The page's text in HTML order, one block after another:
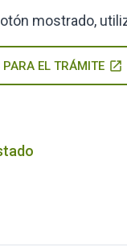
mostrado,
EL TRÁMITE open_in_new